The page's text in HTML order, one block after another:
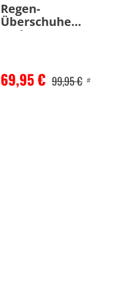
Regen-
Überschuhe
Hydro
69,95 € 99,95 € #